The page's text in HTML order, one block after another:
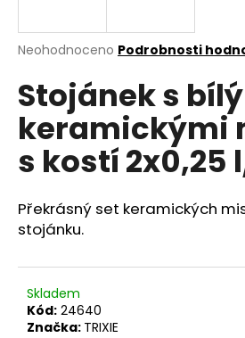
Průměrné
produktu
je
0,0
5
hvězdiček.
Neohodnoceno Podrobnosti
Stojánek s
keramickými
s kostí 2x0,25
Překrásný set keramických
stojánku.
Skladem
Kód: 24640
Značka: TRIXIE
j
t
?
HLEDAT
D
o
p